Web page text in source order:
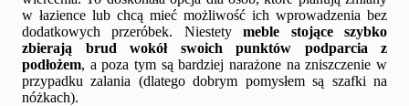
w łazience lub chcą mieć możliwość ich wprowadzenia bez
dodatkowych przeróbek. Niestetymeble stojące szybko
zbierają brud wokół swoich punktów podparcia z
podłożem, a poza tym są bardziej narażone na zniszczenie w
przypadku zalania (dlatego dobrym pomysłem są szafki na
nóżkach).